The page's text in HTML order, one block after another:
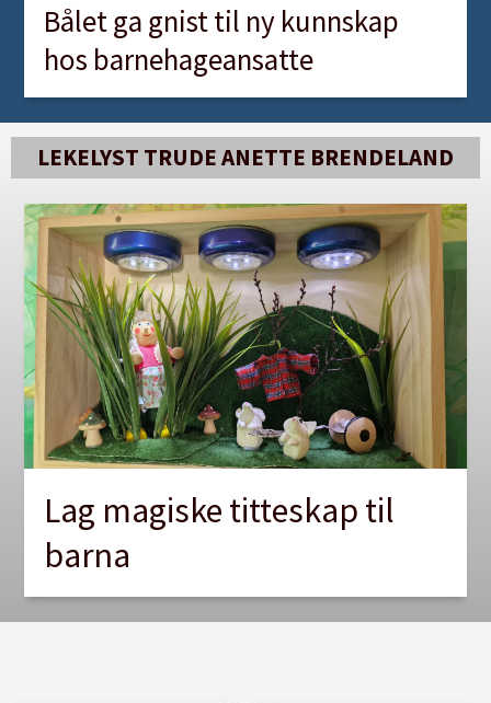
Bålet ga gnist til ny kunnskap
hos barnehageansatte
LEKELYST TRUDE ANETTE BRENDELAND
Lag magiske titteskap til
barna